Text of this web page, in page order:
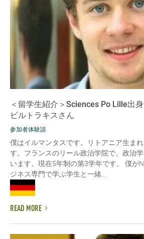
＜留学生紹介＞Sciences Po Lille
ビルトラキスさん
参加者体験談
僕はイルマンタスです。リトアニア生ま
す。フランスのリール政治学院で、政治
います。現在5年制の第3学年です。 僕が
ジネス専門で学ぶ学生と一緒...
READ MORE